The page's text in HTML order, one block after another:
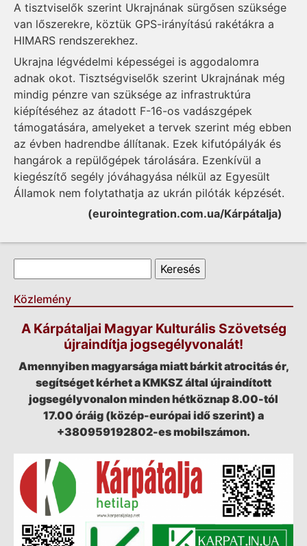
A tisztviselők szerint Ukrajnának sürgősen szüksége
van lőszerekre, köztük GPS-irányítású rakétákra a
HIMARS rendszerekhez.
Ukrajna légvédelmi képességei is aggodalomra
adnak okot. Tisztségviselők szerint Ukrajnának még
mindig pénzre van szüksége az infrastruktúra
kiépítéséhez az átadott F-16-os vadászgépek
támogatására, amelyeket a tervek szerint még ebben
az évben hadrendbe állítanak. Ezek kifutópályák és
hangárok a repülőgépek tárolására. Ezenkívül a
kiegészítő segély jóváhagyása nélkül az Egyesült
Államok nem folytathatja az ukrán pilóták képzését.
(eurointegration.com.ua/Kárpátalja)
Keresés űrlap
Közlemény
A Kárpátaljai Magyar Kulturális Szövetség
újraindítja jogsegélyvonalát!
Amennyiben magyarsága miatt bárkit atrocitás ér,
segítséget kérhet a KMKSZ által újraindított
jogsegélyvonalon minden hétköznap 8.00-tól
17.00 óráig (közép-európai idő szerint) a
+380959192802-es mobilszámon.